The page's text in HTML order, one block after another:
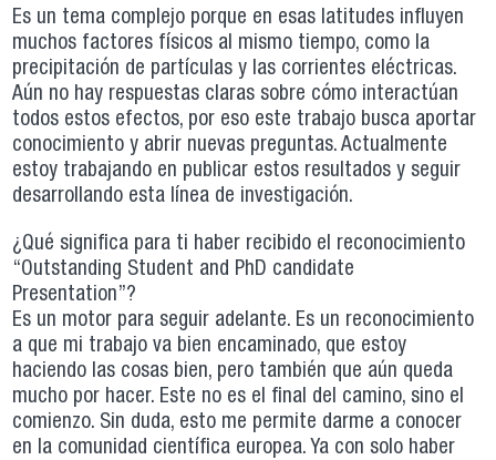
Es un tema complejo porque en esas latitudes influyen
muchos factores físicos al mismo tiempo, como la
precipitación de partículas y las corrientes eléctricas.
Aún no hay respuestas claras sobre cómo interactúan
todos estos efectos, por eso este trabajo busca aportar
conocimiento y abrir nuevas preguntas. Actualmente
estoy trabajando en publicar estos resultados y seguir
desarrollando esta línea de investigación.
¿Qué significa para ti haber recibido el reconocimiento
“Outstanding Student and PhD candidate
Presentation”?
Es un motor para seguir adelante. Es un reconocimiento
a que mi trabajo va bien encaminado, que estoy
haciendo las cosas bien, pero también que aún queda
mucho por hacer. Este no es el final del camino, sino el
comienzo. Sin duda, esto me permite darme a conocer
en la comunidad científica europea. Ya con solo haber